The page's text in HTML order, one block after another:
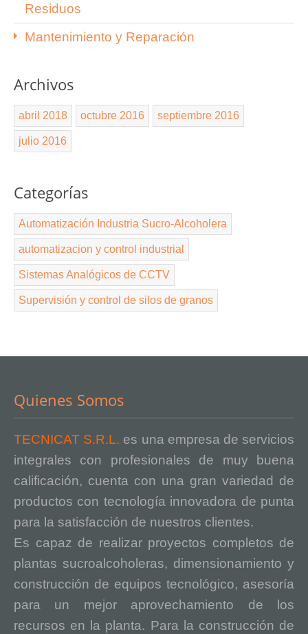
Residuos
Mantenimiento y Reparación
Archivos
abril 2018 octubre 2016 septiembre 2016
julio 2016
Categorías
Automatización Industria Sucro-Alcoholera
automatizacion y control industrial
Sistemas Analógicos de CCTV
Supervisión y control de silos de granos
Quienes Somos
TECNICAT S.R.L. es una empresa de servicios
integrales con profesionales de muy buena
calificación, cuenta con una gran variedad de
productos con tecnología innovadora de punta
para la satisfacción de nuestros clientes.
Es capaz de realizar proyectos completos de
plantas sucroalcoholeras, dimensionamiento y
construcción de equipos tecnológico, asesoría
para un mejor aprovechamiento de los
recursos en la planta. Para la construcción de